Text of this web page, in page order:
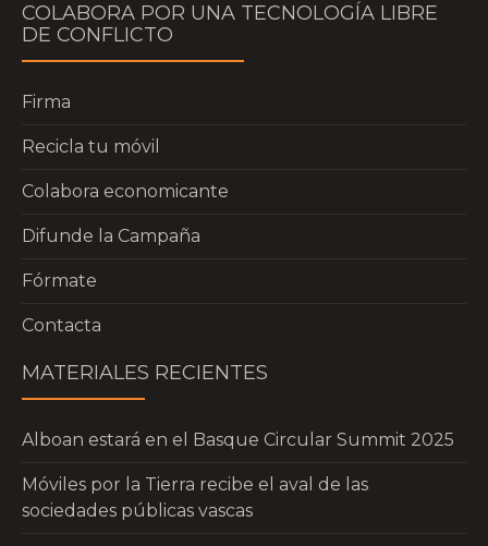
COLABORA POR UNA TECNOLOGÍA LIBRE
DE CONFLICTO
Firma
Recicla tu móvil
Colabora economicante
Difunde la Campaña
Fórmate
Contacta
MATERIALES RECIENTES
Alboan estará en el Basque Circular Summit 2025
Móviles por la Tierra recibe el aval de las
sociedades públicas vascas